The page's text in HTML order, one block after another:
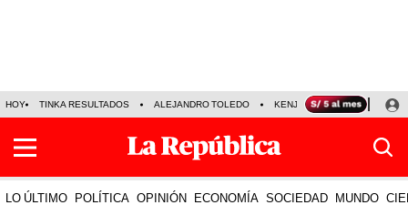
HOY TINKA RESULTADOS ALEJANDRO TOLEDO KENJI FUJIMORI
LO ÚLTIMO POLÍTICA OPINIÓN ECONOMÍA SOCIEDAD MUNDO